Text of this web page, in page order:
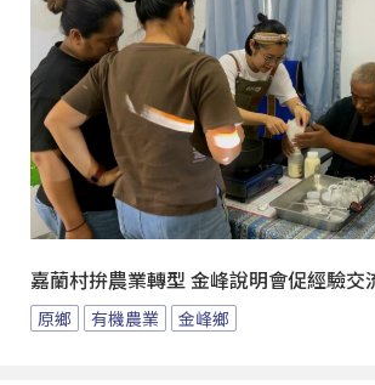
嘉蘭村拚農業轉型 金峰說明會促經驗交
原鄉 有機農業 金峰鄉